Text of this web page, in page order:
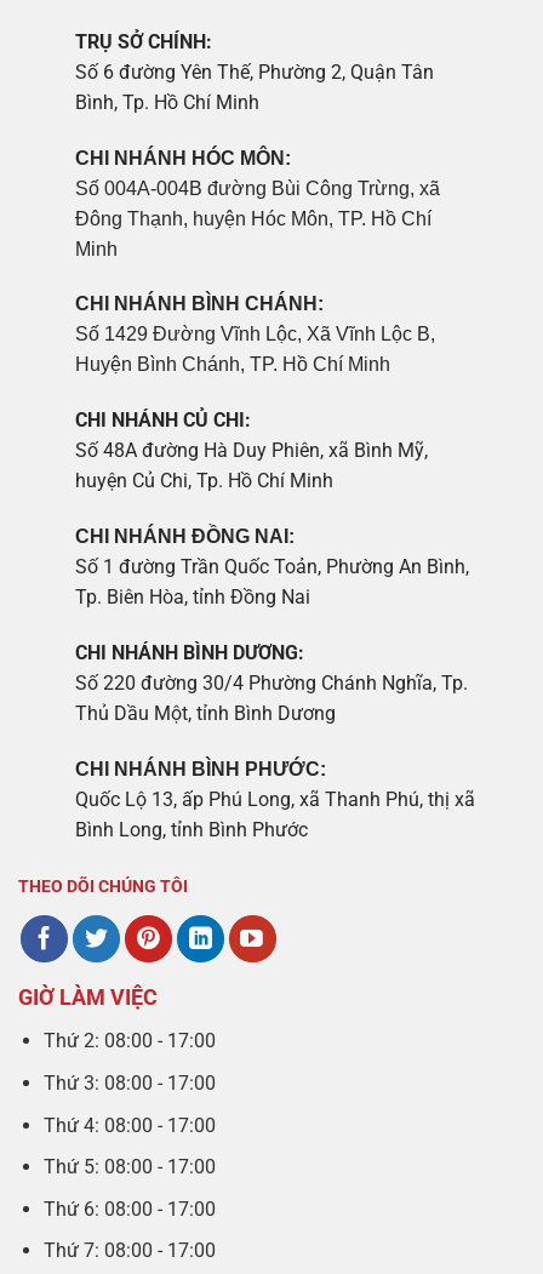
TRỤ SỞ CHÍNH:
Số 6 đường Yên Thế, Phường 2, Quận Tân
Bình, Tp. Hồ Chí Minh
CHI NHÁNH HÓC MÔN:
Số 004A-004B đường Bùi Công Trừng, xã
Đông Thạnh, huyện Hóc Môn, TP. Hồ Chí
Minh
CHI NHÁNH BÌNH CHÁNH:
Số 1429 Đường Vĩnh Lộc, Xã Vĩnh Lộc B,
Huyện Bình Chánh, TP. Hồ Chí Minh
CHI NHÁNH CỦ CHI:
Số 48A đường Hà Duy Phiên, xã Bình Mỹ,
huyện Củ Chi, Tp. Hồ Chí Minh
CHI NHÁNH ĐỒNG NAI:
Số 1 đường Trần Quốc Toản, Phường An Bình,
Tp. Biên Hòa, tỉnh Đồng Nai
CHI NHÁNH BÌNH DƯƠNG:
Số 220 đường 30/4 Phường Chánh Nghĩa, Tp.
Thủ Dầu Một, tỉnh Bình Dương
CHI NHÁNH BÌNH PHƯỚC:
Quốc Lộ 13, ấp Phú Long, xã Thanh Phú, thị xã
Bình Long, tỉnh Bình Phước
THEO DÕI CHÚNG TÔI
GIỜ LÀM VIỆC
Thứ 2: 08:00 - 17:00
Thứ 3: 08:00 - 17:00
Thứ 4: 08:00 - 17:00
Thứ 5: 08:00 - 17:00
Thứ 6: 08:00 - 17:00
Thứ 7: 08:00 - 17:00